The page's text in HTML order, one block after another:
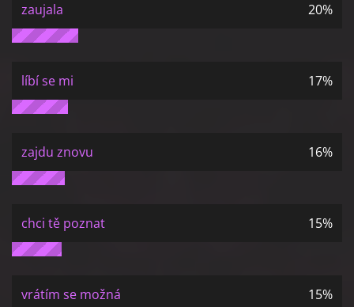
zaujala 20%
líbí se mi 17%
zajdu znovu 16%
chci tě poznat 15%
vrátím se možná 15%